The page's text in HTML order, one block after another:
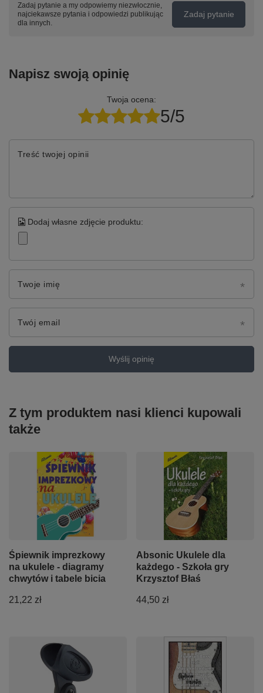
Zadaj pytanie a my odpowiemy niezwłocznie,
najciekawsze pytania i odpowiedzi publikując
dla innych.
Zadaj pytanie
Napisz swoją opinię
Twoja ocena:
5/5
Treść twojej opinii
Dodaj własne zdjęcie produktu:
Twoje imię
Twój email
Wyślij opinię
Z tym produktem nasi klienci kupowali
także
Śpiewnik imprezkowy
na ukulele - diagramy
chwytów i tabele bicia
21,22 zł
Absonic Ukulele dla
każdego - Szkoła gry
Krzysztof Błaś
44,50 zł